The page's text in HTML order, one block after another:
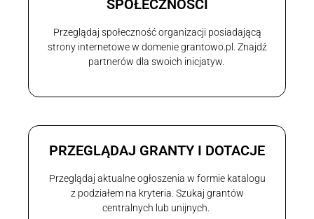
SPOŁECZNOŚCI
Przeglądaj społeczność organizacji posiadającą
strony internetowe w domenie grantowo.pl. Znajdź
partnerów dla swoich inicjatyw.
PRZEGLĄDAJ GRANTY I DOTACJE
Przeglądaj aktualne ogłoszenia w formie katalogu
z podziałem na kryteria. Szukaj grantów
centralnych lub unijnych.